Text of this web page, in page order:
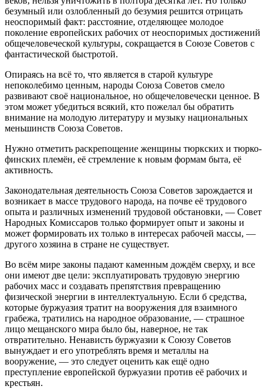
безумный или озлобленный до безумия решится отрицать
неоспоримый факт: расстояние, отделяющее молодое
поколение европейских рабочих от неоспоримых достижений
общечеловеческой культуры, сокращается в Союзе Советов с
фантастической быстротой.
Опираясь на всё то, что является в старой культуре
непоколебимо ценным, народы Союза Советов смело
развивают своё национальное, но общечеловечески ценное. В
этом может убедиться всякий, кто пожелал бы обратить
внимание на молодую литературу и музыку национальных
меньшинств Союза Советов.
Нужно отметить раскрепощение женщины тюркских и тюрко-
финских племён, её стремление к новым формам быта, её
активность.
Законодательная деятельность Союза Советов зарождается и
возникает в массе трудового народа, на почве её трудового
опыта и различных изменений трудовой обстановки, — Совет
Народных Комиссаров только формирует опыт и законы и
может формировать их только в интересах рабочей массы, —
другого хозяина в стране не существует.
Во всём мире законы падают каменным дождём сверху, и все
они имеют две цели: эксплуатировать трудовую энергию
рабочих масс и создавать препятствия превращению
физической энергии в интеллектуальную. Если б средства,
которые буржуазия тратит на вооружения для взаимного
грабежа, тратились на народное образование, — страшное
лицо мещанского мира было бы, наверное, не так
отвратительно. Ненависть буржуазии к Союзу Советов
вынуждает и его употреблять время и металлы на
вооружение, — это следует оценить как ещё одно
преступление европейской буржуазии против её рабочих и
крестьян.